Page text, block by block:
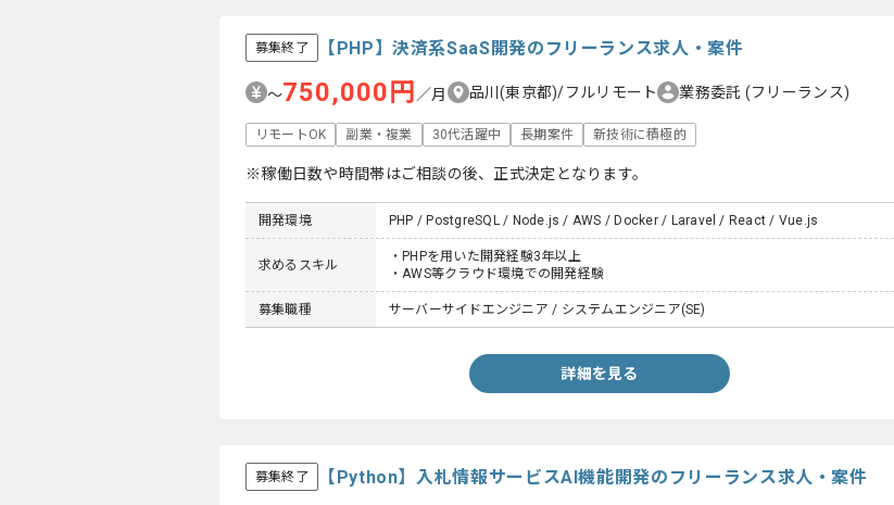
募集終了 【PHP】決済系SaaS開発のフリーランス求人・案件
〜750,000円 ／月 品川(東京都)/フルリモート 業務委託 (フリーランス)
リモートOK 副業・複業 30代活躍中 長期案件 新技術に積極的
※稼働日数や時間帯はご相談の後、正式決定となります。
開発環境 PHP / PostgreSQL / Node.js / AWS / Docker / Laravel / React / Vue.js
求めるスキル
・PHPを用いた開発経験3年以上
・AWS等クラウド環境での開発経験
募集職種 サーバーサイドエンジニア / システムエンジニア(SE)
詳細を見る
募集終了 【Python】入札情報サービスAI機能開発のフリーランス求人・案件